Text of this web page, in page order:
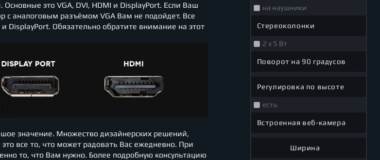
это VGA, DVI, HDMI и DisplayPort. Если Ваш
с аналоговым разъёмом VGA Вам не подойдет. Все
Обязательно обратите внимание на этот
значение. Множество дизайнерских решений,
все то, что может радовать Вас ежедневно. При
то, что Вам нужно. Более подробную консультацию
на наушники
Стереоколонки
2 x 5 Вт
Поворот на 90 градусов
Регулировка по высоте
есть
Встроенная веб-камера
Ширина